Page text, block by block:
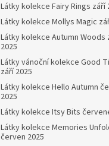
Látky kolekce Fairy Rings září
Látky kolekce Mollys Magic
Látky kolekce Autumn Woods
2025
Látky vánoční kolekce Good
září 2025
Látky kolekce Hello Autumn
2025
Látky kolekce Itsy Bits
Látky kolekce Memories
červen 2025